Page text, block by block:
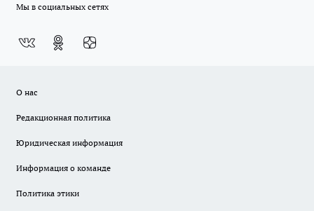
Мы в социальных сетях
О нас
Редакционная политика
Юридическая информация
Информация о команде
Политика этики